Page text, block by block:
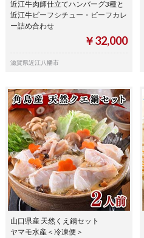
近江牛肉師仕立てハンバーグ3種と
近江牛ビーフシチュー・ビーフカレ
ー詰め合わせ
￥32,000
滋賀県近江八幡市
山口県産 天然くえ鍋セット
ヤマモ水産＜冷凍便＞